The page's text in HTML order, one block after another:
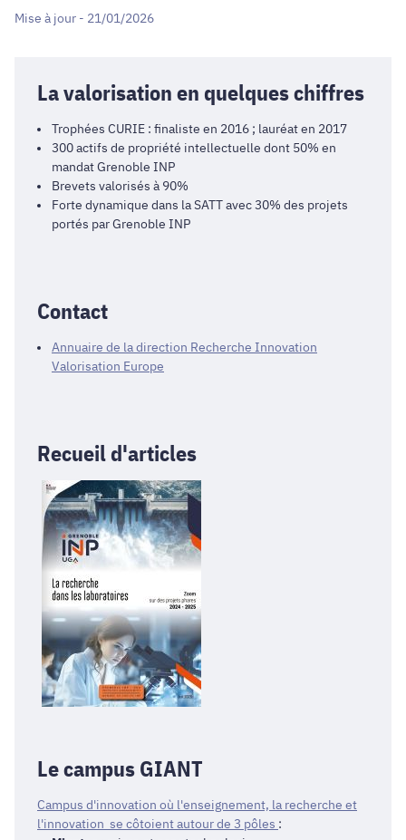
Mise à jour - 21/01/2026
La valorisation en quelques chiffres
Trophées CURIE : finaliste en 2016 ; lauréat en 2017
300 actifs de propriété intellectuelle dont 50% en
mandat Grenoble INP
Brevets valorisés à 90%
Forte dynamique dans la SATT avec 30% des projets
portés par Grenoble INP
Contact
Annuaire de la direction Recherche Innovation
Valorisation Europe
Recueil d'articles
Le campus GIANT
Campus d'innovation où l'enseignement, la recherche et
l'innovation se côtoient autour de 3 pôles :